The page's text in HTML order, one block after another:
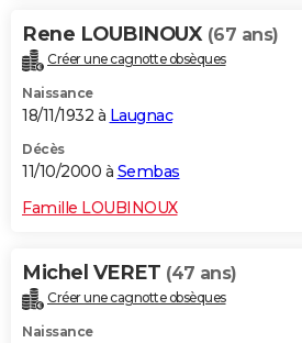
Rene LOUBINOUX (67 ans)
Créer une cagnotte obsèques
Naissance
18/11/1932 à Laugnac
Décès
11/10/2000 à Sembas
Famille LOUBINOUX
Michel VERET (47 ans)
Créer une cagnotte obsèques
Naissance